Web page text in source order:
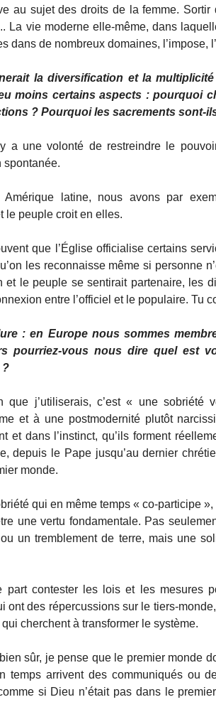
au sujet des droits de la femme. Sortir
La vie moderne elle-même, dans
dans de nombreux domaines, l’impose,
la diversification et la
moins certains aspects : pourquoi
? Pourquoi les sacrements sont-
a une volonté de restreindre le
spontanée.
Amérique latine, nous avons par
le peuple croit en elles.
que l’Église officialise certains
les reconnaisse même si personne
et le peuple se sentirait partenaire, les
entre l’officiel et le populaire. Tu
: en Europe nous sommes
pourriez-vous nous dire quel est
?
que j’utiliserais, c’est « une
et à une postmodernité plutôt
et dans l’instinct, qu’ils forment
depuis le Pape jusqu’au dernier
monde.
qui en même temps « co-participe
une vertu fondamentale. Pas
un tremblement de terre, mais une
part contester les lois et les mesures
ont des répercussions sur le tiers-
cherchent à transformer le système.
sûr, je pense que le premier monde
temps arrivent des communiqués ou
si Dieu n’était pas dans le